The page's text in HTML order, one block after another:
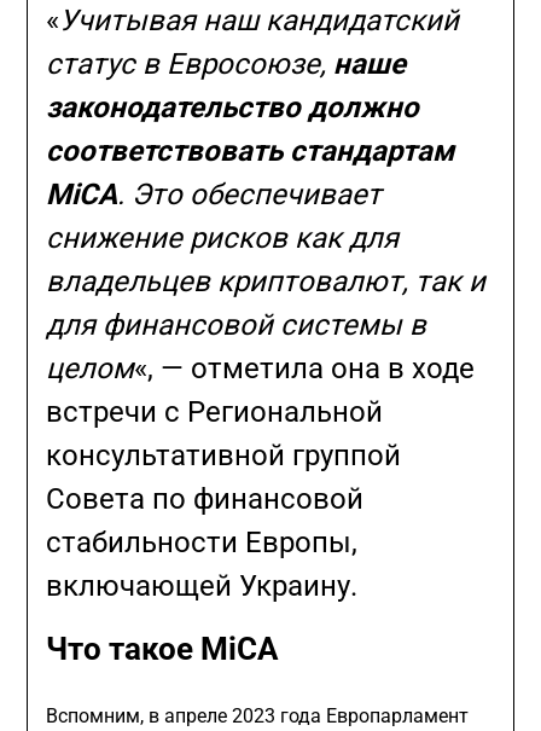
«Учитывая наш кандидатский
статус в Евросоюзе, наше
законодательство должно
соответствовать стандартам
MiCA. Это обеспечивает
снижение рисков как для
владельцев криптовалют, так и
для финансовой системы в
целом«, — отметила она в ходе
встречи с Региональной
консультативной группой
Совета по финансовой
стабильности Европы,
включающей Украину.
Что такое MiCA
Вспомним, в апреле 2023 года Европарламент